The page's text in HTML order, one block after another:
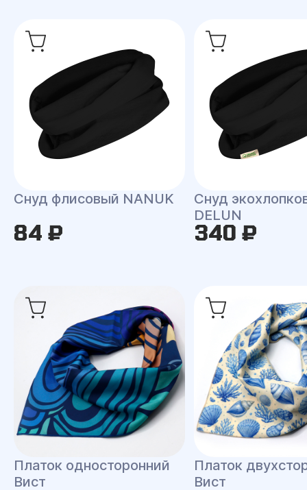
Снуд флисовый NANUK
84 ₽
Снуд
DELUN
340 ₽
Платок односторонний
Вист
Платок
Вист